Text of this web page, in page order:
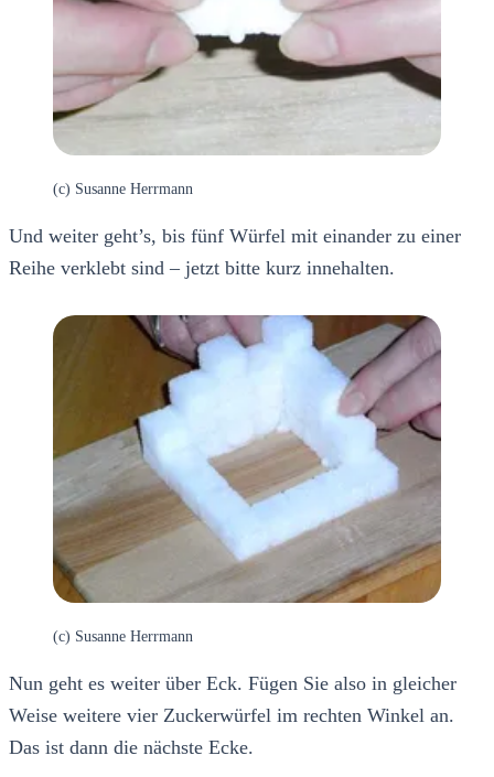
(c) Susanne Herrmann
Und weiter geht’s, bis fünf Würfel mit einander zu einer
Reihe verklebt sind – jetzt bitte kurz innehalten.
(c) Susanne Herrmann
Nun geht es weiter über Eck. Fügen Sie also in gleicher
Weise weitere vier Zuckerwürfel im rechten Winkel an.
Das ist dann die nächste Ecke.